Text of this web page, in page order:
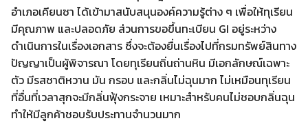
อำเภอเคียนซา ได้เข้ามาสนับสนุนองค์ความรู้ต่าง ๆ เพื่อให้ทุเรียน
มีคุณภาพ และปลอดภัย ส่วนการขอขึ้นทะเบียน GI อยู่ระหว่าง
ดำเนินการในเรื่องเอกสาร ซึ่งจะต้องยื่นเรื่องไปที่กรมทรัพย์สินทาง
ปัญญาเป็นผู้พิจารณา โดยทุเรียนถิ่นถ่านหิน มีเอกลักษณ์เฉพาะ
ตัว มีรสชาติหวาน มัน กรอบ และกลิ่นไม่ฉุนมาก ไม่เหมือนทุเรียน
ที่อื่นที่เวลาสุกจะมีกลิ่นฟุ้งกระจาย เหมาะสำหรับคนไม่ชอบกลิ่นฉุน
ทำให้มีลูกค้าชอบรับประทานจำนวนมาก